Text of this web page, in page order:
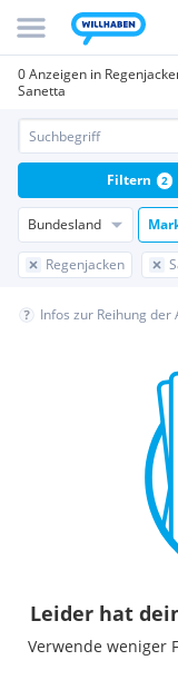
0 Anzeigen in
Sanetta
Bundesland
Regenjacken
Filtern 2
Infos zur Reihung der
Leider hat
Verwende weniger